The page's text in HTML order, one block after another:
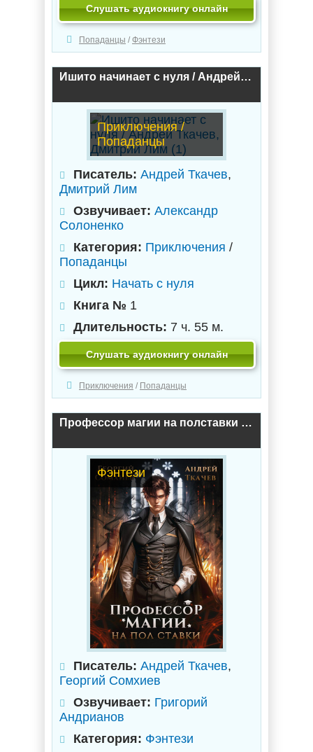
Слушать аудиокнигу онлайн
Попаданцы / Фэнтези
Ишито начинает с нуля / Андрей Ткачев, Дмитрий Лим (1)
Приключения /
Попаданцы
Писатель: Андрей Ткачев,
Дмитрий Лим
Озвучивает: Александр
Солоненко
Категория: Приключения /
Попаданцы
Цикл: Начать с нуля
Книга № 1
Длительность: 7 ч. 55 м.
Слушать аудиокнигу онлайн
Приключения / Попаданцы
Профессор магии на полставки / Андрей Ткачев, Георгий Сомхиев (1)
Фэнтези
Писатель: Андрей Ткачев,
Георгий Сомхиев
Озвучивает: Григорий
Андрианов
Категория: Фэнтези